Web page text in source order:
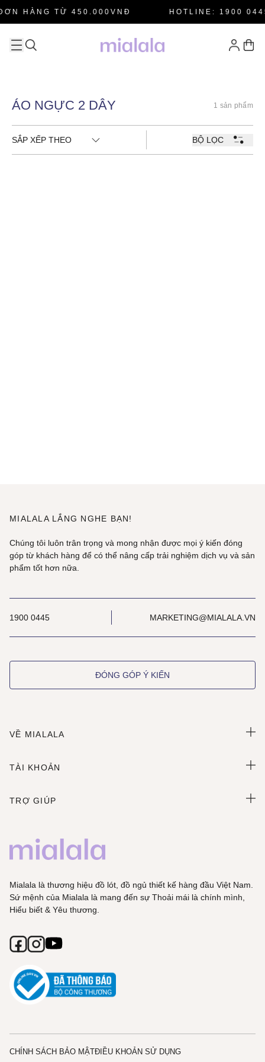
HÀNG TỪ 450.000VNĐ HOTLINE: 1900
ÁO NGỰC 2 DÂY 1 sản phẩm
SẮP XẾP THEO BỘ LỌC
MIALALA LẮNG NGHE BẠN!
Chúng tôi luôn trân trọng và mong nhận được mọi ý kiến đóng
góp từ khách hàng để có thể nâng cấp trải nghiệm dịch vụ và sản
phẩm tốt hơn nữa.
1900 0445 MARKETING@MIALALA.VN
ĐÓNG GÓP Ý KIẾN
VỀ MIALALA
TÀI KHOẢN
TRỢ GIÚP
Mialala là thương hiệu đồ lót, đồ ngủ thiết kế hàng đầu Việt Nam.
Sứ mệnh của Mialala là mang đến sự Thoải mái là chính mình,
Hiểu biết & Yêu thương.
CHÍNH SÁCH BẢO MẬTĐIỀU KHOẢN SỬ DỤNG